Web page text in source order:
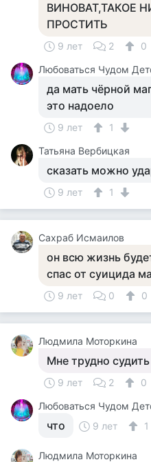
ВИНОВАТ,ТАКОЕ
ПРОСТИТЬ
9 лет 2
0
да мать чёрной
это надоело
9 лет
1
Татьяна Вербицкая
сказать можно
9 лет 1
Сахраб Исмаилов
он всю жизнь
спас от суицида
9 лет 0 0
Людмила Моторкина
Мне трудно
9 лет 2
0
что 9 лет 1
Людмила Моторкина